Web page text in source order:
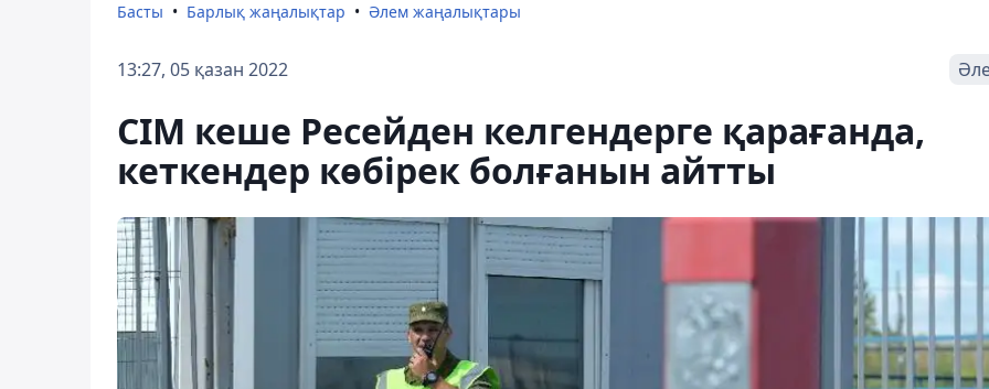
Басты Барлық жаңалықтар Әлем жаңалықтары
13:27, 05 қазан 2022
СІМ кеше Ресейден келгендерге қарағанда,
кеткендер көбірек болғанын айтты